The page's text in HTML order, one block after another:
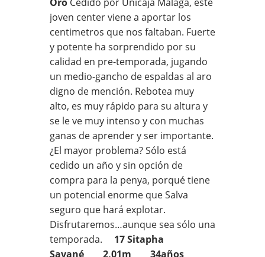
joven center viene a aportar los
centimetros que nos faltaban. Fuerte
y potente ha sorprendido por su
calidad en pre-temporada, jugando
un medio-gancho de espaldas al aro
digno de mención. Rebotea muy
alto, es muy rápido para su altura y
se le ve muy intenso y con muchas
ganas de aprender y ser importante.
¿El mayor problema? Sólo está
cedido un año y sin opción de
compra para la penya, porqué tiene
un potencial enorme que Salva
seguro que hará explotar.
Disfrutaremos…aunque sea sólo una
temporada. 17 Sitapha
Savané 2,01m 34años